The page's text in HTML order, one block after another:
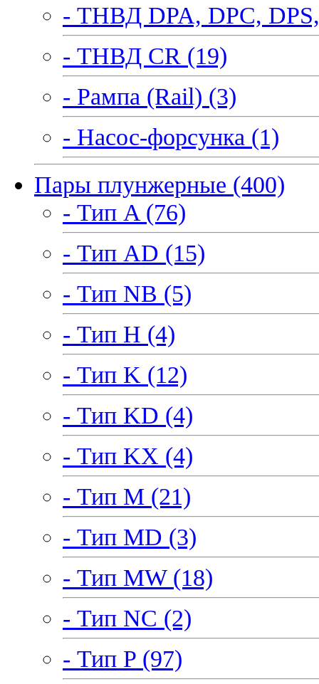
- ТНВД DPA, DPC,
- ТНВД CR (19)
- Рампа (Rail) (3)
- Насос-форсунка (1)
Пары плунжерные (400)
- Тип A (76)
- Тип AD (15)
- Тип NB (5)
- Тип H (4)
- Тип K (12)
- Тип KD (4)
- Тип KX (4)
- Тип M (21)
- Тип MD (3)
- Тип MW (18)
- Тип NC (2)
- Тип P (97)